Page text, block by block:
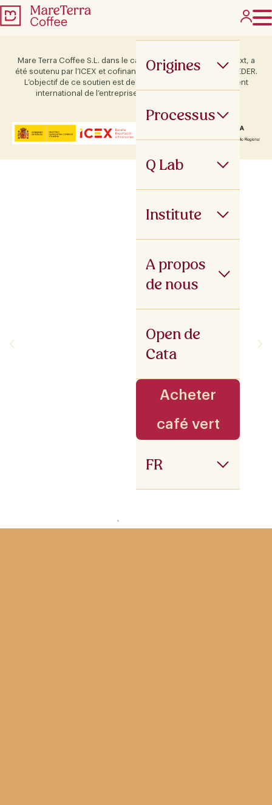
Origines
Processus
Q Lab
Institute
A propos
de nous
Open de
Cata
Acheter
café vert
FR
Mare Terra Coffee S.L. dans le cadre du programme ICEX Next, a
été soutenu par l’ICEX et cofinancé par le fonds européen FEDER.
L’objectif de ce soutien est de contribuer au développement
international de l’entreprise et de son environnement.